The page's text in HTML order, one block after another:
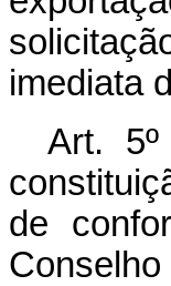
imediata
Art.
de